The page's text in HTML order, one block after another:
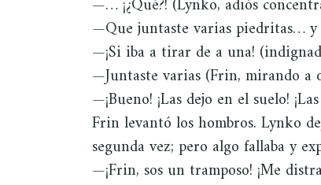
—… ¡¿Qué?! (Lynko, adiós
—Que juntaste varias piedritas…
—¡Si iba a tirar de a una!
—Juntaste varias (Frin, mirando a
—¡Bueno! ¡Las dejo en el suelo!
Frin levantó los hombros. Lynko
segunda vez; pero algo fallaba y
—¡Frin, sos un tramposo! ¡Me